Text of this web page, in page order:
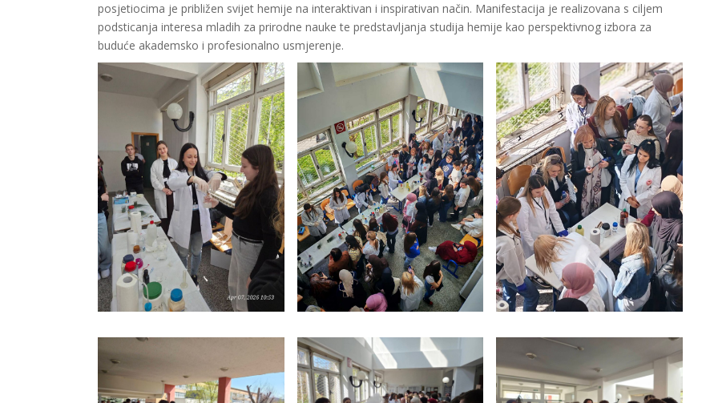
posjetiocima je približen svijet hemije na interaktivan i inspirativan način. Manifestacija je realizovana s ciljem
podsticanja interesa mladih za prirodne nauke te predstavljanja studija hemije kao perspektivnog izbora za
buduće akademsko i profesionalno usmjerenje.